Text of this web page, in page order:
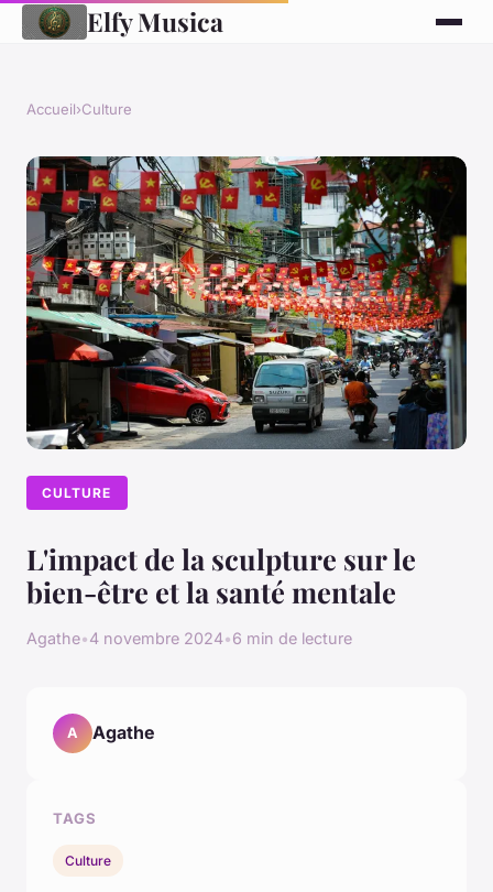
Elfy Musica
Accueil›Culture
CULTURE
L'impact de la sculpture sur le
bien-être et la santé mentale
Agathe•4 novembre 2024•6 min de lecture
A Agathe
TAGS
Culture